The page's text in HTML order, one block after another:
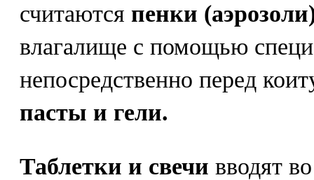
считаются пенки
влагалище с помощью
непосредственно перед
пасты и гели.
Таблетки и свечи вводят